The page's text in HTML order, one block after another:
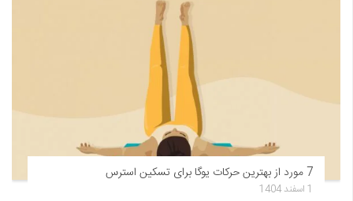
7 مورد از بهترین حرکات یوگا برای تسکین استرس
1 اسفند 1404